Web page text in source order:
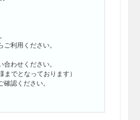
ご利用ください。
わせください。
でとなっております）
認ください。